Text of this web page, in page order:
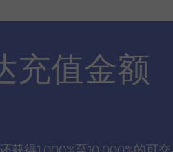
充值金额